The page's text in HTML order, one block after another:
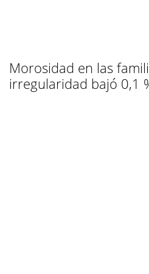
Morosidad en las
irregularidad bajó 0,1